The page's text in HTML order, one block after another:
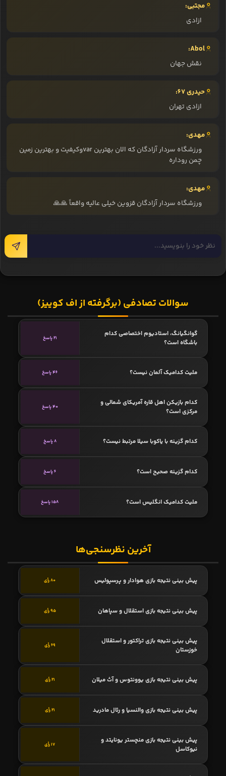
مجتبی:
ازادی
Abol:
نقش جهان
حیدری 67:
ازادی تهران
مهدی:
ورزشگاه سردار آزادگان که الان بهترین varوکیفیت و بهترین زمین
چمن رو‌داره
مهدی:
ورزشگاه سردار آزادگان قزوین خیلی عالیه واقعاً 🙏🙏
سوالات تصادفی (برگرفته از اف کوییز)
گوانگیانگ، استادیوم اختصاصی کدام
باشگاه است؟
21 پاسخ
ملیت کدامیک آلمان نیست؟ 46 پاسخ
کدام بازیکن اهل قاره آمریکای شمالی و
مرکزی است؟
40 پاسخ
کدام گزینه با یاکوبا سیلا مرتبط نیست؟ 8 پاسخ
کدام گزینه صحیح است؟ 6 پاسخ
ملیت کدامیک انگلیس است؟ 158 پاسخ
آخرین نظرسنجی‌ها
پیش بینی نتیجه بازی هوادار و پرسپولیس 80 رأی
پیش بینی نتیجه بازی استقلال و سپاهان 95 رأی
پیش بینی نتیجه بازی تراکتور و استقلال
خوزستان
69 رأی
پیش بینی نتیجه بازی یوونتوس و آث میلان 21 رأی
پیش بینی نتیجه بازی والنسیا و رئال مادرید 21 رأی
پیش بینی نتیجه بازی منچستر یونایتد و
نیوکاسل
17 رأی